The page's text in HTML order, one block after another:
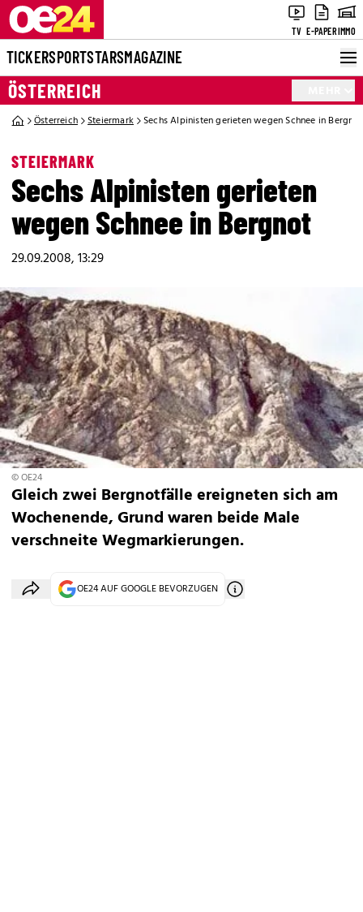
TV E-PAPERIMMO
TICKERSPORTSTARSMAGAZINE
ÖSTERREICH
Österreich Steiermark Sechs Alpinisten gerieten wegen Schnee in Bergnot
STEIERMARK
Sechs Alpinisten gerieten
wegen Schnee in Bergnot
29.09.2008, 13:29
© OE24
Gleich zwei Bergnotfälle ereigneten sich am
Wochenende, Grund waren beide Male
verschneite Wegmarkierungen.
OE24 AUF GOOGLE BEVORZUGEN